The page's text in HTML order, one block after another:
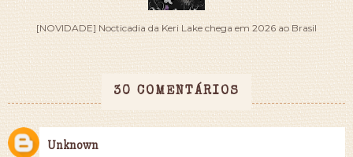
[NOVIDADE] Nocticadia da Keri Lake chega em 2026 ao Brasil
30 COMENTÁRIOS
Unknown